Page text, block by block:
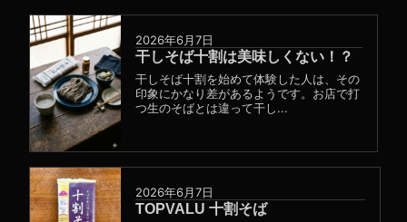
2026年6月7日
干しそば十割は美味しくない！？
干しそば十割を始めて体験した人は、その
印象にかなり差があるようです。お店で打
つ生のそばとは違って干し...
2026年6月7日
TOPVALU 十割そば